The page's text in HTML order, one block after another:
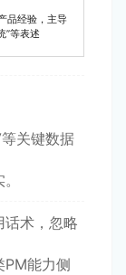
品经验，主导
”等表述
关键数据
话术，忽略
PM能力侧